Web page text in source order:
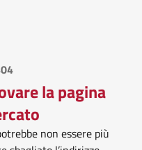
la pagina
non essere più